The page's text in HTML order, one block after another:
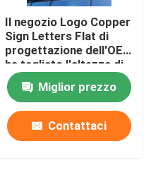
Il negozio Logo Copper
Sign Letters Flat di
progettazione dell'OEM
ha tagliato l'altezza di
100cm - di 10cm
Miglior prezzo
Contattaci